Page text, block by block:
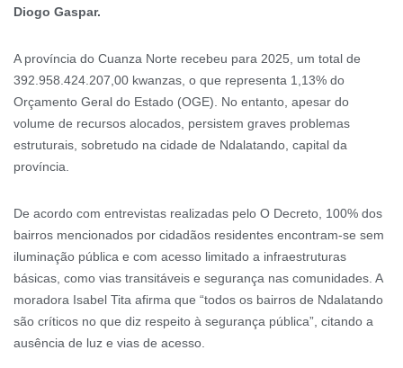
Diogo Gaspar.
A província do Cuanza Norte recebeu para 2025, um total de
392.958.424.207,00 kwanzas, o que representa 1,13% do
Orçamento Geral do Estado (OGE). No entanto, apesar do
volume de recursos alocados, persistem graves problemas
estruturais, sobretudo na cidade de Ndalatando, capital da
província.
De acordo com entrevistas realizadas pelo O Decreto, 100% dos
bairros mencionados por cidadãos residentes encontram-se sem
iluminação pública e com acesso limitado a infraestruturas
básicas, como vias transitáveis e segurança nas comunidades. A
moradora Isabel Tita afirma que “todos os bairros de Ndalatando
são críticos no que diz respeito à segurança pública”, citando a
ausência de luz e vias de acesso.